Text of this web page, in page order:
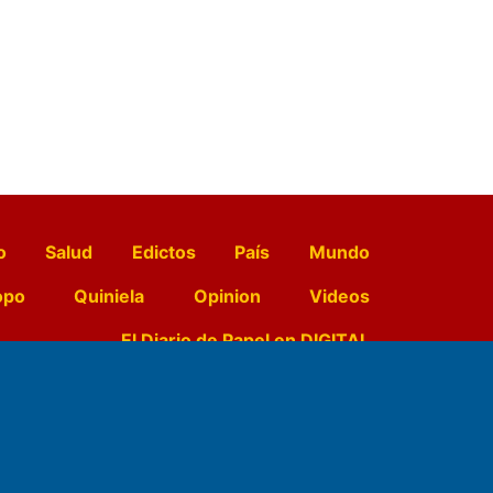
Salud Edictos País
Mundo
Quiniela Opinion
Videos
El Diario de Papel en DIGITAL